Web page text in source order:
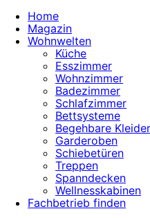
Home
Magazin
Wohnwelten
Küche
Esszimmer
Wohnzimmer
Badezimmer
Schlafzimmer
Bettsysteme
Begehbare
Garderoben
Schiebetüren
Treppen
Spanndecken
Wellnesskabinen
Fachbetrieb finden